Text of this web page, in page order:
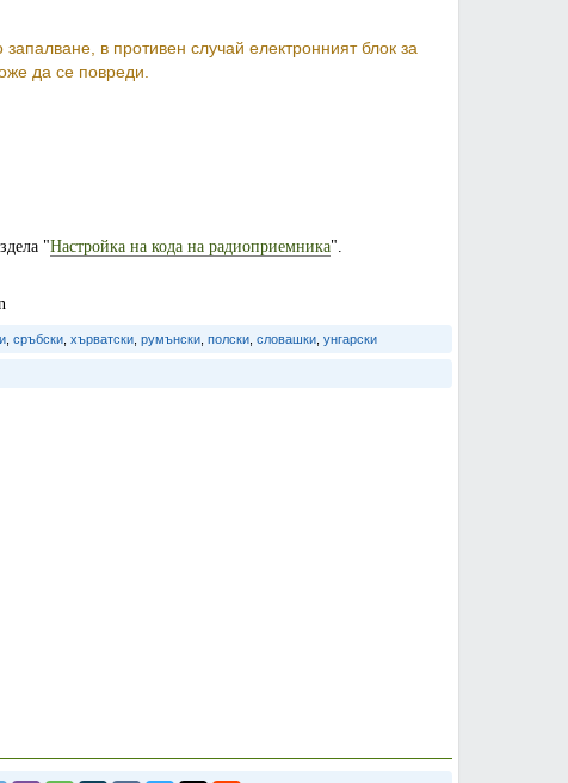
в противен случай електронният блок за
да се повреди.
"Настройка на кода на радиоприемника".
, сръбски, хърватски, румънски, полски, словашки, унгарски